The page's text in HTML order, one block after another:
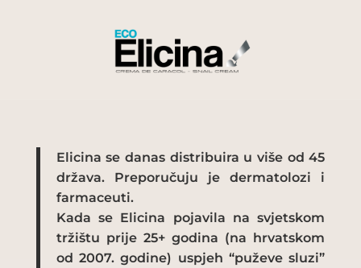
Elicina se danas distribuira u više od 45
država. Preporučuju je dermatolozi i
farmaceuti.
Kada se Elicina pojavila na svjetskom
tržištu prije 25+ godina (na hrvatskom
od 2007. godine) uspjeh “puževe sluzi”